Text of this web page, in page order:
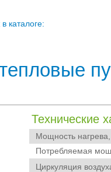
в каталоге:
Технические
Мощность
Потребляемая
Циркуляция